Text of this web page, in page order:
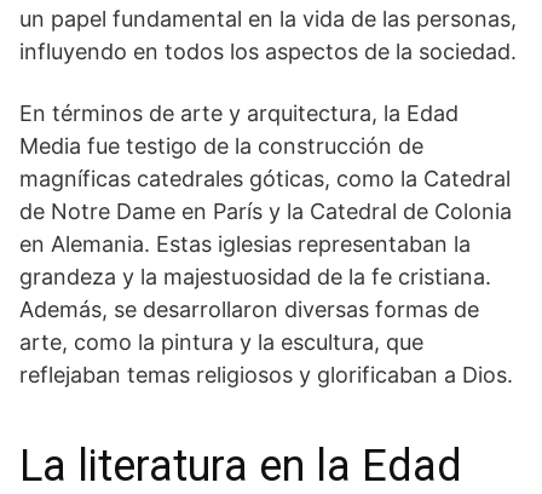
un papel fundamental en la vida de las personas,
influyendo en todos los aspectos de la sociedad.
En términos de arte y arquitectura, la Edad
Media fue testigo de la construcción⁤ de
magníficas catedrales góticas, como la Catedral
de Notre Dame en París y la Catedral de Colonia
en Alemania. ⁢Estas ‌iglesias representaban la
grandeza​ y la majestuosidad de la⁤ fe cristiana.
Además, se desarrollaron diversas formas de
arte,⁢ como la pintura‍ y la escultura, que
reflejaban temas religiosos y glorificaban a Dios.
La literatura en la Edad